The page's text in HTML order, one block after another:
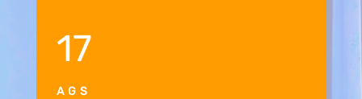
17
AGS